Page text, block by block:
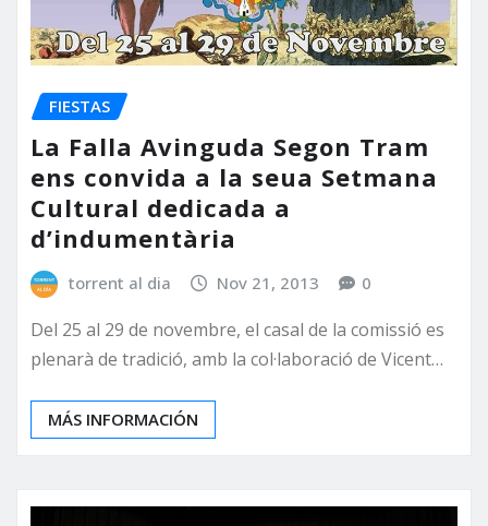
FIESTAS
La Falla Avinguda Segon Tram
ens convida a la seua Setmana
Cultural dedicada a
d’indumentària
torrent al dia Nov 21, 2013 0
Del 25 al 29 de novembre, el casal de la comissió es
plenarà de tradició, amb la col·laboració de Vicent…
MÁS INFORMACIÓN